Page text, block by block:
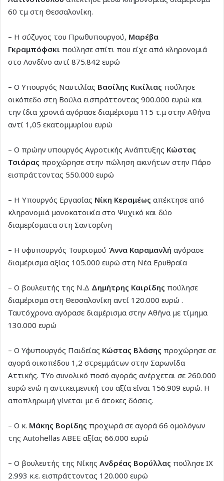
60 τμ στη Θεσσαλονίκη.
– Η σύζυγος του Πρωθυπουργού, Μαρέβα
Γκραμπόφσκι πούλησε σπίτι που είχε από κληρονομιά
στο Λονδίνο αντί 875.842 ευρώ
– Ο Υπουργός Ναυτιλίας Βασίλης Κικίλιας πούλησε
οικόπεδο στη Βούλα εισπράττοντας 900.000 ευρώ και
την ίδια χρονιά αγόρασε διαμέρισμα 115 τ.μ στην Αθήνα
αντί 1,05 εκατομμυρίου ευρώ
– Ο πρώην υπουργός Αγροτικής Ανάπτυξης Κώστας
Τσιάρας προχώρησε στην πώληση ακινήτων στην Πάρο
εισπράττοντας 550.000 ευρώ
– Η Υπουργός Εργασίας Νίκη Κεραμέως απέκτησε από
κληρονομιά μονοκατοικία στο Ψυχικό και δύο
διαμερίσματα στη Σαντορίνη
– Η υφυπουργός Τουρισμού Άννα Καραμανλή αγόρασε
διαμέρισμα αξίας 105.000 ευρώ στη Νέα Ερυθραία
– Ο βουλευτής της Ν.Δ Δημήτρης Καιρίδης πούλησε
διαμέρισμα στη Θεσσαλονίκη αντί 120.000 ευρώ .
Ταυτόχρονα αγόρασε διαμέρισμα στην Αθήνα με τίμημα
130.000 ευρώ
– Ο Υφυπουργός Παιδείας Κώστας Βλάσης προχώρησε σε
αγορά οικοπέδου 1,2 στρεμμάτων στην Σαρωνίδα
Αττικής. ΤΥο συνολικό ποσό αγοράς ανέρχεται σε 260.000
ευρώ ενώ η αντικειμενική του αξία είναι 156.909 ευρώ. Η
αποπληρωμή γίνεται με 6 άτοκες δόσεις.
– Ο κ. Μάκης Βορίδης προχωρά σε αγορά 66 ομολόγων
της Autohellas ΑΒΕΕ αξίας 66.000 ευρώ
– Ο βουλευτής της Νίκης Ανδρέας Βορύλλας πούλησε ΙΧ
2.993 κ.ε. εισπράττοντας 120.000 ευρώ